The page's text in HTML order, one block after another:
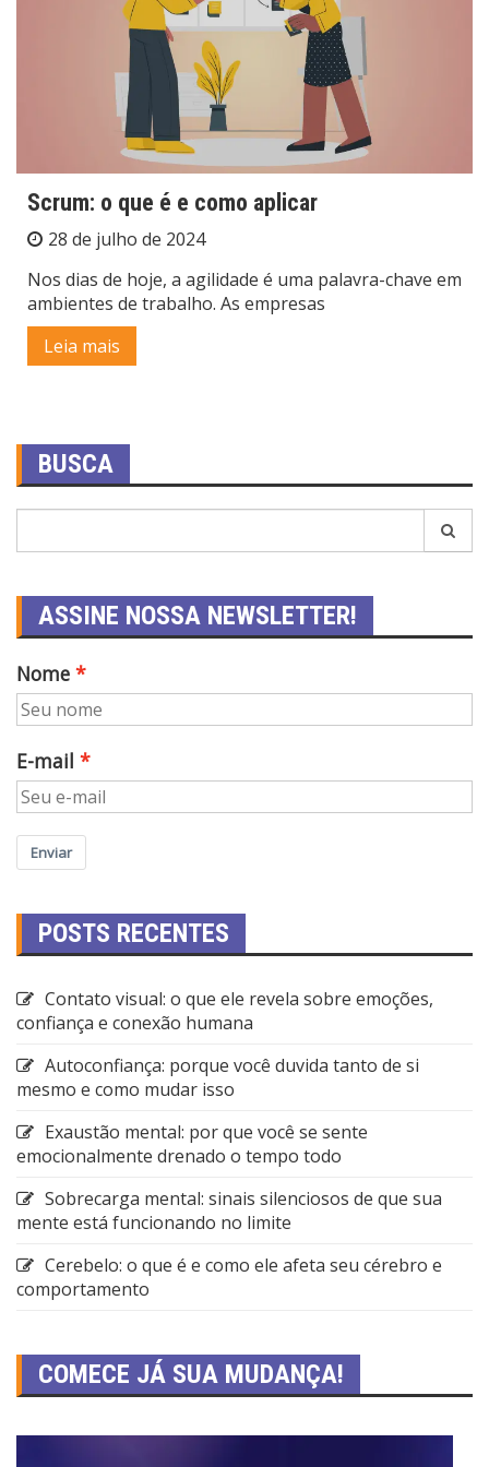
Scrum: o que é e como aplicar
28 de julho de 2024
Nos dias de hoje, a agilidade é uma palavra-chave em
ambientes de trabalho. As empresas
Leia mais
BUSCA
ASSINE NOSSA NEWSLETTER!
Nome
E-mail
Enviar
POSTS RECENTES
Contato visual: o que ele revela sobre emoções,
confiança e conexão humana
Autoconfiança: porque você duvida tanto de si
mesmo e como mudar isso
Exaustão mental: por que você se sente
emocionalmente drenado o tempo todo
Sobrecarga mental: sinais silenciosos de que sua
mente está funcionando no limite
Cerebelo: o que é e como ele afeta seu cérebro e
comportamento
COMECE JÁ SUA MUDANÇA!